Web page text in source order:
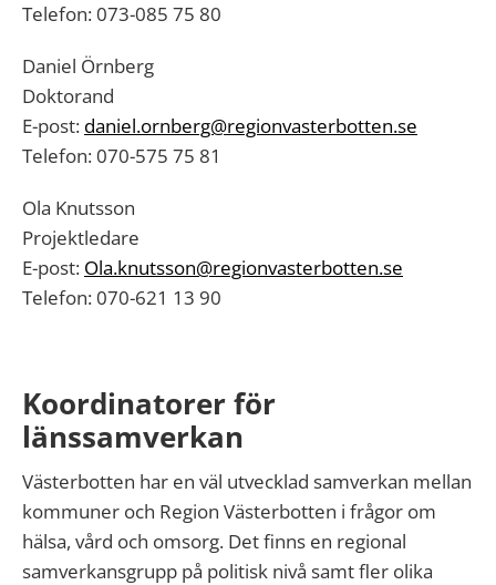
Telefon: 073-085 75 80
Daniel Örnberg
Doktorand
E-post: daniel.ornberg@regionvasterbotten.se
Telefon: 070-575 75 81
Ola Knutsson
Projektledare
E-post: Ola.knutsson@regionvasterbotten.se
Telefon: 070-621 13 90
Koordinatorer för
länssamverkan
Västerbotten har en väl utvecklad samverkan mellan
kommuner och Region Västerbotten i frågor om
hälsa, vård och omsorg. Det finns en regional
samverkansgrupp på politisk nivå samt fler olika